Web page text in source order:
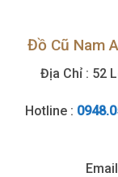
Đồ Cũ Nam
Địa Chỉ : 52
Hotline :